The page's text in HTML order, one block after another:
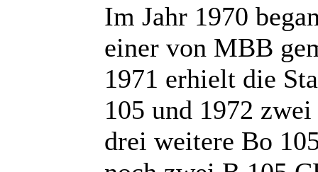
Im Jahr 1970
einer von MBB
1971 erhielt die
105 und 1972
drei weitere Bo